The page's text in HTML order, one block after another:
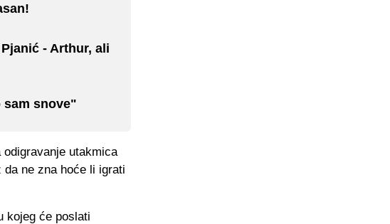
- Arthur, ali
sam snove"
utakmica
ne zna hoće li igrati
kojeg će poslati